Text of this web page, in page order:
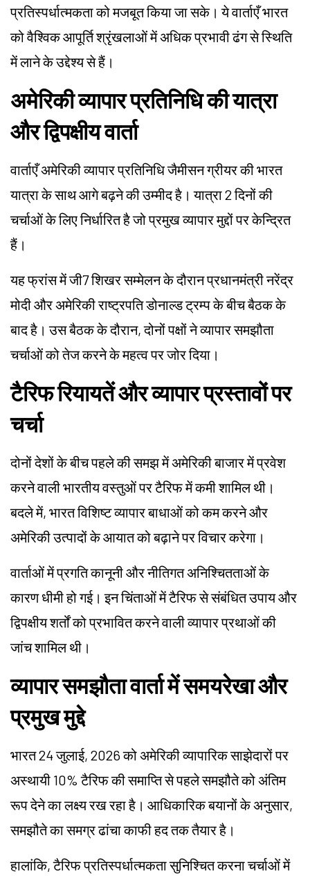
प्रतिस्पर्धात्मकता को मजबूत किया जा सके। ये वार्ताएँ भारत
को वैश्विक आपूर्ति श्रृंखलाओं में अधिक प्रभावी ढंग से स्थिति
में लाने के उद्देश्य से हैं।
अमेरिकी व्यापार प्रतिनिधि की यात्रा
और द्विपक्षीय वार्ता
वार्ताएँ अमेरिकी व्यापार प्रतिनिधि जैमीसन ग्रीयर की भारत
यात्रा के साथ आगे बढ़ने की उम्मीद है। यात्रा 2 दिनों की
चर्चाओं के लिए निर्धारित है जो प्रमुख व्यापार मुद्दों पर केन्द्रित
हैं।
यह फ्रांस में जी7 शिखर सम्मेलन के दौरान प्रधानमंत्री नरेंद्र
मोदी और अमेरिकी राष्ट्रपति डोनाल्ड ट्रम्प के बीच बैठक के
बाद है। उस बैठक के दौरान, दोनों पक्षों ने व्यापार समझौता
चर्चाओं को तेज करने के महत्व पर जोर दिया।
टैरिफ रियायतें और व्यापार प्रस्तावों पर
चर्चा
दोनों देशों के बीच पहले की समझ में अमेरिकी बाजार में प्रवेश
करने वाली भारतीय वस्तुओं पर टैरिफ में कमी शामिल थी।
बदले में, भारत विशिष्ट व्यापार बाधाओं को कम करने और
अमेरिकी उत्पादों के आयात को बढ़ाने पर विचार करेगा।
वार्ताओं में प्रगति कानूनी और नीतिगत अनिश्चितताओं के
कारण धीमी हो गई। इन चिंताओं में टैरिफ से संबंधित उपाय और
द्विपक्षीय शर्तों को प्रभावित करने वाली व्यापार प्रथाओं की
जांच शामिल थी।
व्यापार समझौता वार्ता में समयरेखा और
प्रमुख मुद्दे
भारत 24 जुलाई, 2026 को अमेरिकी व्यापारिक साझेदारों पर
अस्थायी 10% टैरिफ की समाप्ति से पहले समझौते को अंतिम
रूप देने का लक्ष्य रख रहा है। आधिकारिक बयानों के अनुसार,
समझौते का समग्र ढांचा काफी हद तक तैयार है।
हालांकि, टैरिफ प्रतिस्पर्धात्मकता सुनिश्चित करना चर्चाओं में